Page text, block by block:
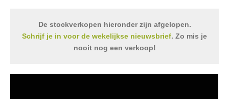
De stockverkopen hieronder zijn afgelopen.
Schrijf je in voor de wekelijkse nieuwsbrief. Zo mis je
nooit nog een verkoop!